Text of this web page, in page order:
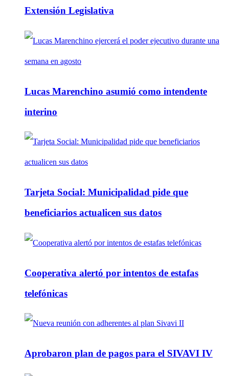
Extensión Legislativa
Lucas Marenchino asumió como intendente
interino
Tarjeta Social: Municipalidad pide que
beneficiarios actualicen sus datos
Cooperativa alertó por intentos de estafas
telefónicas
Aprobaron plan de pagos para el SIVAVI IV